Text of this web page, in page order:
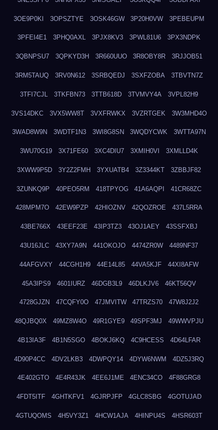
3OE9P0KI 3OPSZTYE 3OSK46GW 3P20H0VW 3PEBEUPM
3PFEI4E1 3PHQ0AXL 3PJX8KV3 3PWL81U6 3PX3NDPK
3QBNPSU7 3QPKYD3H 3R660UUO 3R8OBY8R 3RJJOB51
3RM5TAUQ 3RV0N612 3SRBQEDJ 3SXFZOBA 3TBVTN7Z
3TFI7CJL 3TKFBN73 3TTB618D 3TVMVY4A 3VPL82H9
3VS14DKC 3VX5WW8T 3VXFRWKX 3VZRTGEK 3W3MHD4O
3WAD8W9N 3WDTF1N3 3WI8G8SN 3WQDYCWK 3WTTA97N
3WU70G19 3X71FE60 3XC4DIU7 3XMIH0VI 3XMLLD4K
3XWW9P5D 3Y2Z2FMH 3YXUATB4 3Z3344KT 3ZBBJF82
3ZUNKQ9P 40PEO5RM 418TPYOG 41A6AQPI 41CR68ZC
428MPM7O 42EW9PZP 42HIOZNV 42QOZROE 437L5RRA
43BE766X 43EEF23E 43IP3TZ3 43OJ1AEY 43SSFXBJ
43U16JLC 43XY7A9N 441OKOJO 4474ZR0W 4489NF37
44AFGVXY 44CGH1H9 44E14L85 44VA5KJF 44XI8AFW
45A3IPS9 4601IURZ 46DGB3L9 46DLKJV6 46KT56QV
4728GJZN 47CQFY0O 47JMVITW 47TRZS70 47W8J2J2
48QJBQ0X 49MZ8W4O 49R1GYE9 49SPF3MJ 49WWVPJU
4B13IA3F 4B1N5SGO 4BOKJ6KQ 4C9HCESS 4D64LFAR
4D90P4CC 4DV2LKB3 4DWPQY14 4DYW6NWM 4DZ5J3RQ
4E402GTO 4E4R43JK 4EE6J1ME 4ENC34CO 4F88GRG8
4FDT5ITF 4GHTKFV1 4GJRPJFP 4GLC8SBG 4GOTUJAD
4GTUQOMS 4H5VY3Z1 4HCW1AJA 4HINPU4S 4HSR603T